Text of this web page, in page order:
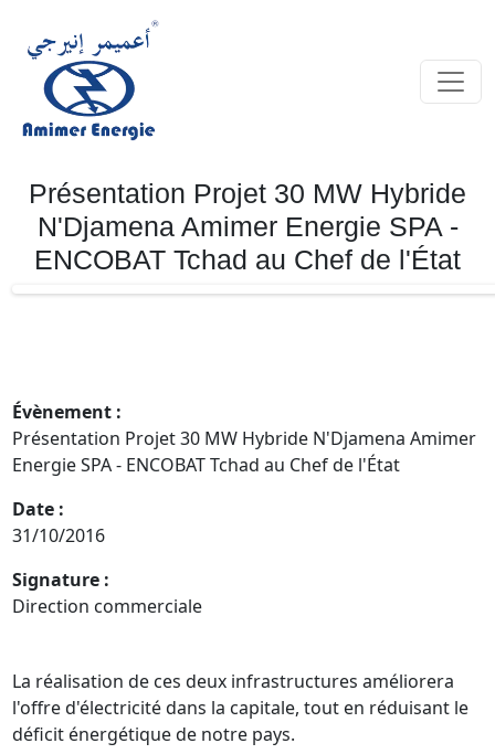
Présentation Projet 30 MW Hybride
N'Djamena Amimer Energie SPA -
ENCOBAT Tchad au Chef de l'État
Évènement :
Présentation Projet 30 MW Hybride N'Djamena Amimer
Energie SPA - ENCOBAT Tchad au Chef de l'État
Date :
31/10/2016
Signature :
Direction commerciale
La réalisation de ces deux infrastructures améliorera
l'offre d'électricité dans la capitale, tout en réduisant le
déficit énergétique de notre pays.